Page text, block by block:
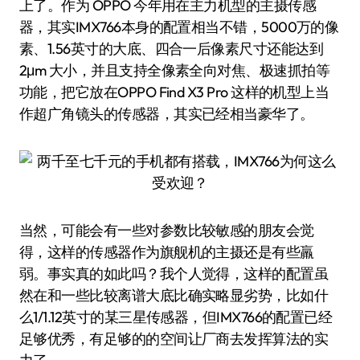
上了。作为 OPPO 今年用在主力机型的主摄传感
器，其实IMX766本身的配置相当不错，5000万的像
素、1.56英寸的大底、四合一后像素尺寸还能达到
2μm 大小，并且支持全像素全向对焦、极速抓拍等
功能，把它放在OPPO Find X3 Pro 这样的机型上当
作超广角镜头的传感器，其实已经相当豪华了。
当然，可能会有一些对参数比较敏感的朋友会觉
得，这样的传感器作为旗舰机的主摄还是有些羸
弱。事实真的如此吗？我个人觉得，这样的配置虽
然在和一些比较离谱大底比确实略显劣势，比如什
么1/1.12英寸的某三星传感器，但IMX766的配置已经
足够优秀，有足够的的空间让厂商去发挥算法的实